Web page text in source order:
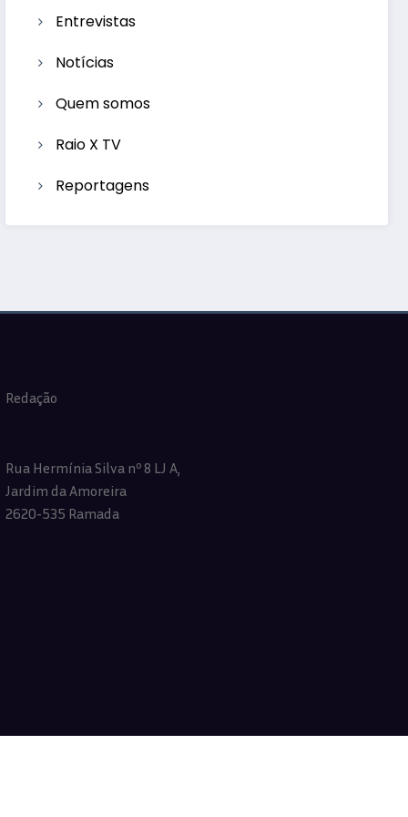
Entrevistas
Notícias
Quem somos
Raio X TV
Reportagens
Redação
Rua Hermínia Silva nº 8 LJ A,
Jardim da Amoreira
2620-535 Ramada